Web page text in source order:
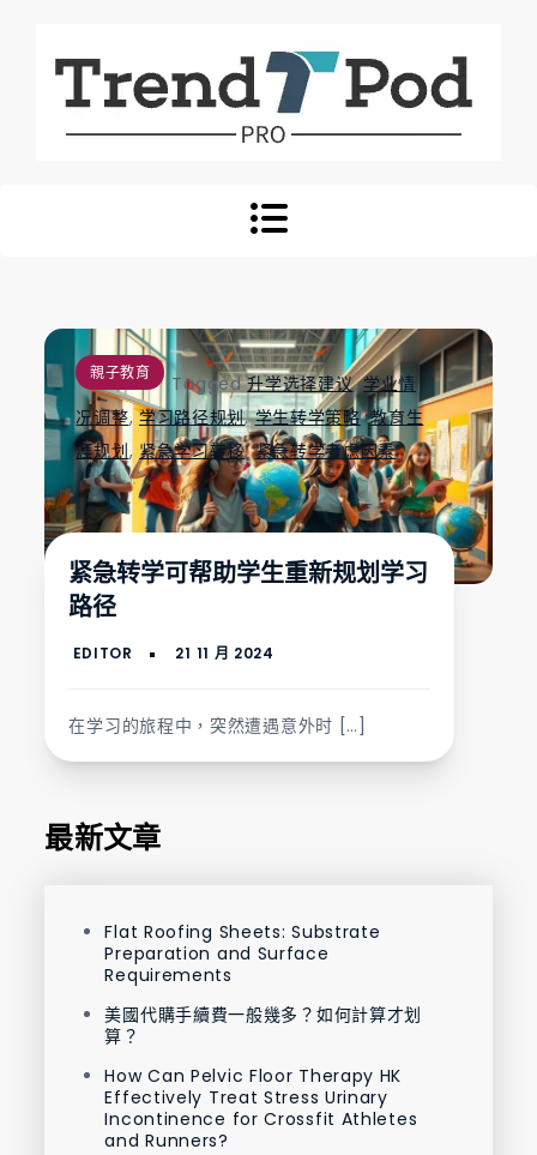
content
Trend Pod
親子教育 Tagged升学选择建议,学业情
况调整,学习路径规划,学生转学策略,教育生
涯规划,紧急学习转移,紧急转学考虑因素
紧急转学可帮助学生重新规划学习
路径
在学习的旅程中，突然遭遇意外时 […]
最新文章
Flat Roofing Sheets: Substrate
Preparation and Surface
Requirements
美國代購手續費一般幾多？如何計算才划
算？
How Can Pelvic Floor Therapy HK
Effectively Treat Stress Urinary
Incontinence for Crossfit Athletes
and Runners?